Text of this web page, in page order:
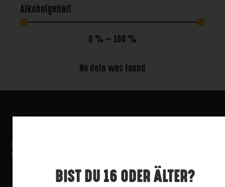
Alkoholgehalt
0 % — 100 %
No data was found
BIST DU 16 ODER ÄLTER?